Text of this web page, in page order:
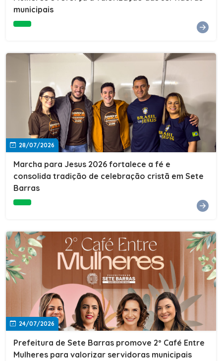
Cultura, Esporte e Lazer, Paulo Thomas, prestigiou os
compromisso da nossa gestão com a inclusão,
oferecendo a jovens e adultos a oportunidade de
concluir seus estudos e construir um futuro melhor.
Cada certificado entregue simboliza esforço,
determinação e a certeza de que investir em educação
é investir no desenvolvimento de Sete Barras."A
Prefeitura de Sete Barras também agradeceu ao SESI,
parceiro fundamental na retomada e ampliação da
Educação de Jovens e Adultos, aos professores, à
equipe da Secretaria Municipal de Educação e a todos
os profissionais que contribuíram para que esse
importante projeto voltasse a transformar a vida de
municipais
28/07/2026
Marcha para Jesus 2026 fortalece a fé e
consolida tradição de celebração cristã em Sete
Barras
24/07/2026
Prefeitura de Sete Barras promove 2º Café Entre
Mulheres para valorizar servidoras municipais